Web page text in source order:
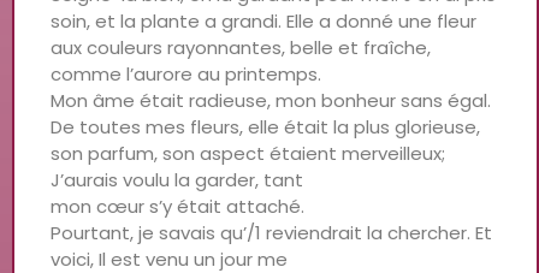
soin, et la plante a grandi. Elle a donné une fleur
aux couleurs rayonnantes, belle et fraîche,
comme l’aurore au printemps.
Mon âme était radieuse, mon bonheur sans égal.
De toutes mes fleurs, elle était la plus glorieuse,
son parfum, son aspect étaient merveilleux;
J’aurais voulu la garder, tant
mon cœur s’y était attaché.
Pourtant, je savais qu’/1 reviendrait la chercher. Et
voici, Il est venu un jour me